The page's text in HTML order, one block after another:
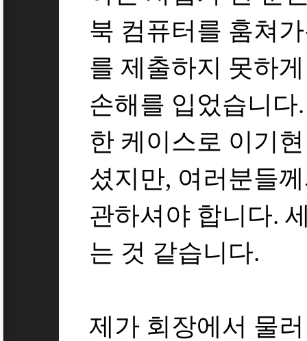
북 컴퓨터를 훔쳐
를 제출하지 못하
손해를 입었습니
한 케이스로 이기
셨지만, 여러분들
관하셔야 합니다.
는 것 같습니다.
제가 회장에서 물